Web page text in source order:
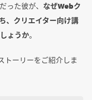
った彼が、 なぜWebク
、クリエイター向け講
ょうか。
トーリーをご紹介しま